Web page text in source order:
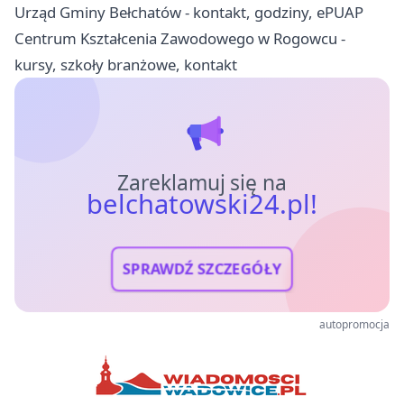
Urząd Gminy Bełchatów - kontakt, godziny, ePUAP
Centrum Kształcenia Zawodowego w Rogowcu -
kursy, szkoły branżowe, kontakt
Zareklamuj się na
belchatowski24.pl!
SPRAWDŹ SZCZEGÓŁY
autopromocja